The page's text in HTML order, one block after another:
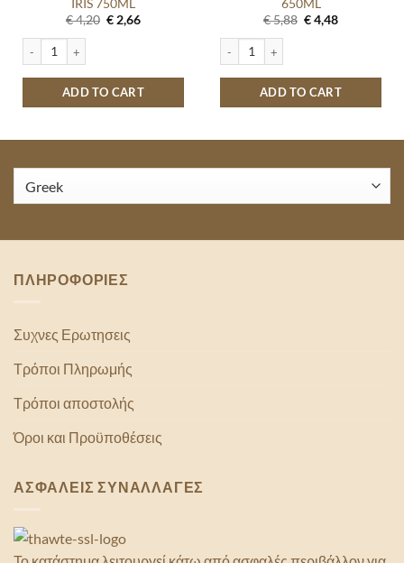
IRIS 750ML
€4,20 Original
price
€ 2,66Current
DERMOMED ΑΦΡΟΛΟΥΤΡΟ TALC AND IRIS 750ML quantity
ADD TO CART
650ML
€5,88 Original
price
€4,48Current
PAPOUTSANIS ΑΦΡΟΛΟΥΤΡΟ
ADD TO CART
ALMOND 750ML quantity
ΠΛΗΡΟΦΟΡΙΕΣ
Συχνες Ερωτησεις
Τρόποι Πληρωμής
Τρόποι αποστολής
Όροι και Προϋποθέσεις
ΑΣΦΑΛΕΙΣ ΣΥΝΑΛΛΑΓΕΣ